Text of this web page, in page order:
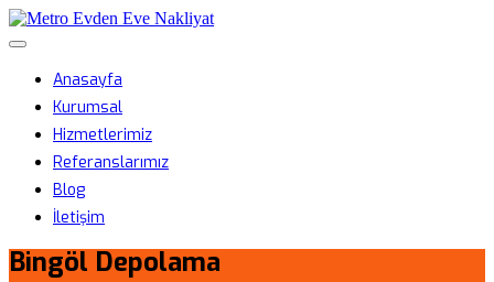
Skip
to
Metro Evden Eve Nakliyat
Anasayfa
Kurumsal
Hizmetlerimiz
Referanslarımız
Blog
İletişim
Bingöl Depolama